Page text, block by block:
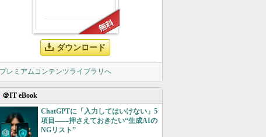
ダウンロード
レミアムコンテンツライブラリへ
＠IT eBook
ChatGPTに「入力してはいけない」5
項目――押さえておきたい“生成AIの
NGリスト”